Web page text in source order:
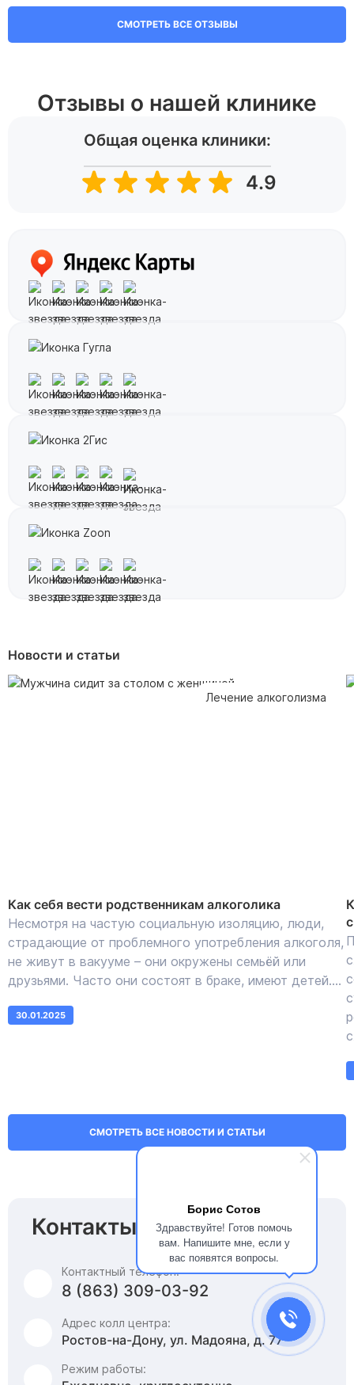
Борис Сотов
Здравствуйте! Готов помочь
вам. Напишите мне, если у
вас появятся вопросы.
СМОТРЕТЬ ВСЕ ОТЗЫВЫ
Отзывы о нашей клинике
Общая оценка клиники:
4.9
Новости и статьи
Лечение алкоголизма
Как себя вести родственникам алкоголика
Несмотря на частую социальную изоляцию, люди,
страдающие от проблемного употребления алкоголя,
не живут в вакууме – они окружены семьёй или
друзьями. Часто они состоят в браке, имеют детей....
30.01.2025
СМОТРЕТЬ ВСЕ НОВОСТИ И СТАТЬИ
Контакты
Контактный телефон:
8 (863) 309-03-92
Адрес колл центра:
Ростов-на-Дону, ул. Мадояна, д. 77
Режим работы: